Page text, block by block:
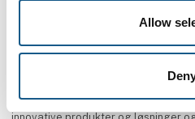
Allow
AUTOMATIK ➡ Messe &
drives. Oplev tre dage med